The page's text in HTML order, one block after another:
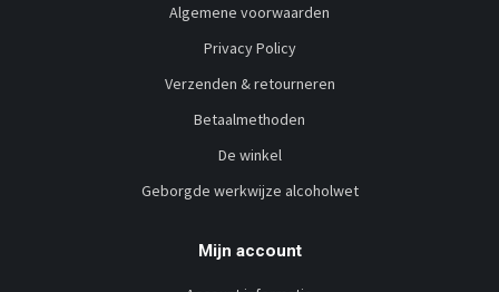
Algemene voorwaarden
Privacy Policy
Verzenden & retourneren
Betaalmethoden
De winkel
Geborgde werkwijze alcoholwet
Mijn account